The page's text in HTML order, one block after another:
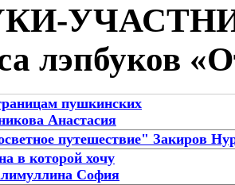
лэпбуков
пушкинских
Анастасия
путешествие" Закиров
в которой хочу
София